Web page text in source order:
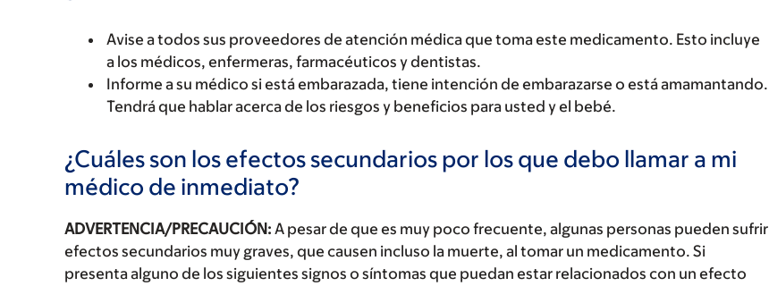
Avise a todos sus proveedores de atención médica que toma este medicamento. Esto incluye
a los médicos, enfermeras, farmacéuticos y dentistas.
Informe a su médico si está embarazada, tiene intención de embarazarse o está amamantando.
Tendrá que hablar acerca de los riesgos y beneficios para usted y el bebé.
¿Cuáles son los efectos secundarios por los que debo llamar a mi
médico de inmediato?
ADVERTENCIA/PRECAUCIÓN: A pesar de que es muy poco frecuente, algunas personas pueden sufrir
efectos secundarios muy graves, que causen incluso la muerte, al tomar un medicamento. Si
presenta alguno de los siguientes signos o síntomas que puedan estar relacionados con un efecto